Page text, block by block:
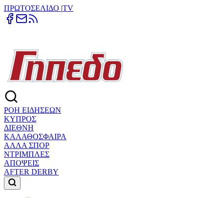
ΠΡΩΤΟΣΕΛΙΔΟ |TV
ΡΟΗ ΕΙΔΗΣΕΩΝ
ΚΥΠΡΟΣ
ΔΙΕΘΝΗ
ΚΑΛΑΘΟΣΦΑΙΡΑ
ΑΛΛΑ ΣΠΟΡ
ΝΤΡΙΜΠΛΕΣ
ΑΠΟΨΕΙΣ
AFTER DERBY